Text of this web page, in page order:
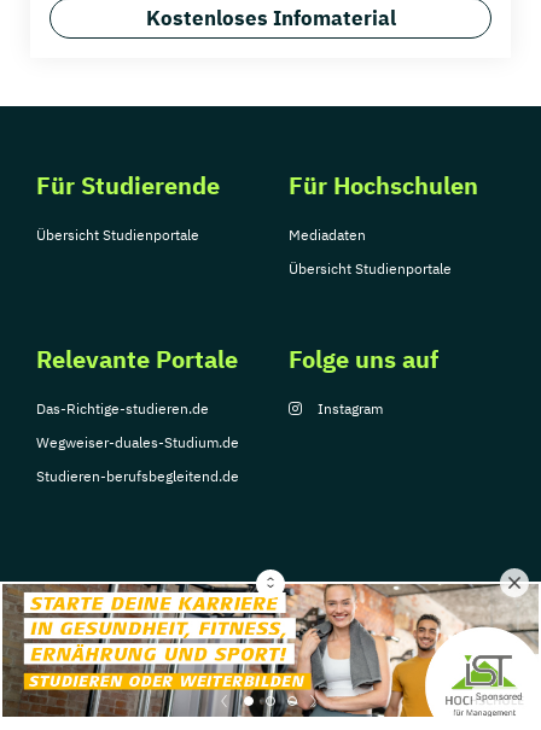
Sponsored
Kostenloses Infomaterial
Für Studierende
Übersicht Studienportale
Für Hochschulen
Mediadaten
Übersicht Studienportale
Relevante Portale
Das-Richtige-studieren.de
Wegweiser-duales-Studium.de
Studieren-berufsbegleitend.de
Folge uns auf
Instagram
© Copyright 2026, TarGroup Media GmbH
Impressum
Datenschutzerklärung Nutzungsbedingungen